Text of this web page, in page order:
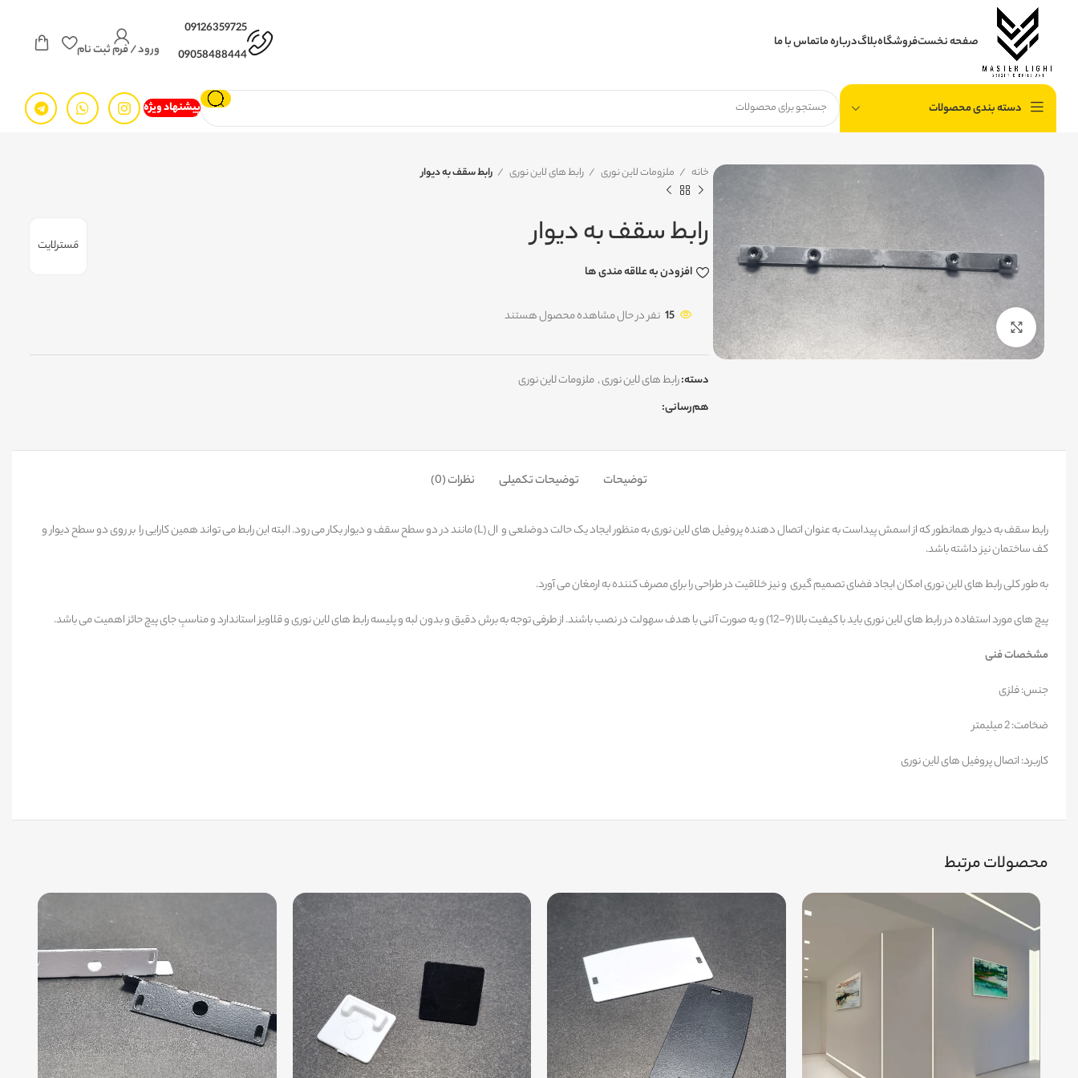
صفحه نخستفروشگاهبلاگدرباره ماتماس با ما
09126359725
09058488444
ورود / فرم ثبت نام
دسته بندی محصولات پیشنهاد ویژه
برای بزرگنمایی کلیک کنید
خانه ملزومات لاین نوری رابط های لاین نوری رابط سقف به دیوار
مَسترلایت رابط سقف به دیوار
افزودن به علاقه مندی ها
15 نفر در حال مشاهده محصول هستند
دسته:رابط های لاین نوری, ملزومات لاین نوری
هم‌رسانی:
توضیحات توضیحات تکمیلی نظرات (0)
رابط سقف به دیوار همانطور که از اسمش پیداست به عنوان اتصال دهنده پروفیل های لاین نوری به منظور ایجاد یک حالت دوضلعی و ال (L) مانند در دو سطح سقف و دیوار بکار می رود. البته این رابط می تواند همین کارایی را بر روی دو سطح دیوار و
کف ساختمان نیز داشته باشد.
به طور کلی رابط های لاین نوری امکان ایجاد فضای تصمیم گیری و نیز خلاقیت در طراحی را برای مصرف کننده به ارمغان می آورد.
پیچ های مورد استفاده در رابط های لاین نوری باید با کیفیت بالا (9-12) و به صورت آلنی با هدف سهولت در نصب باشند. از طرفی توجه به برش دقیق و بدون لبه و پلیسه رابط های لاین نوری و قلاویز استاندارد و مناسبِ جای پیچ حائز اهمیت می باشد.
مشخصات فنی
جنس: فلزی
ضخامت: 2 میلیمتر
کاربرد: اتصال پروفیل های لاین نوری
محصولات مرتبط